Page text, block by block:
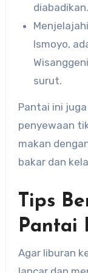
diabadikan.
Ismoyo,
surut.
Pantai ini
penyewaan
makan
bakar dan
Tips
Pantai
Agar liburan